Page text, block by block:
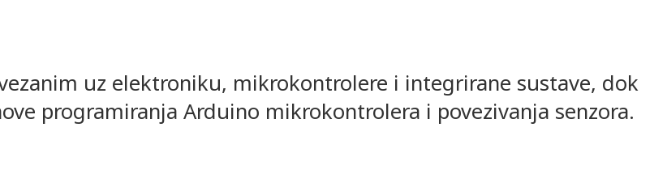
uz elektroniku, mikrokontrolere i integrirane sustave, dok
programiranja Arduino mikrokontrolera i povezivanja senzora.